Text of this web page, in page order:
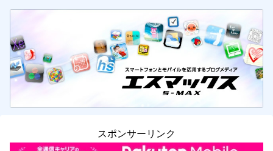
スポンサーリンク